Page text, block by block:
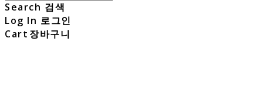
Search 검색
Log In 로그인
Cart 장바구니